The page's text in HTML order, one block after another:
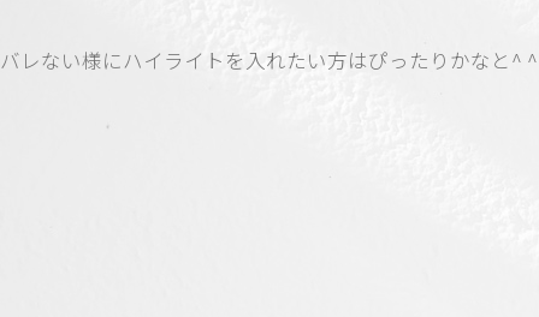
バレない様にハイライトを入れたい方はぴったりかなと^ ^